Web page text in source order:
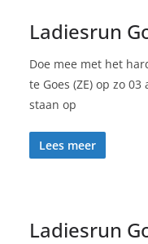
Ladiesrun
Doe mee met het
te Goes (ZE) op zo
staan op
Lees meer
Ladiesrun